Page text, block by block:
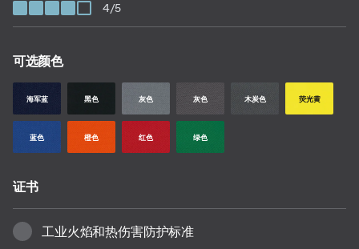
4/5
可选颜色
海军蓝 黑色 灰色 灰色 木炭色 荧光黄
蓝色 橙色 红色 绿色
证书
工业火焰和热伤害防护标准